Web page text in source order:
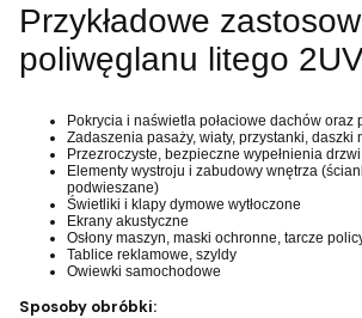
Przykładowe
poliwęglanu litego
Pokrycia i naświetla połaciowe dachów oraz
Zadaszenia pasaży, wiaty, przystanki, daszki
Przezroczyste, bezpieczne wypełnienia
Elementy wystroju i zabudowy wnętrza
podwieszane)
Świetliki i klapy dymowe wytłoczone
Ekrany akustyczne
Osłony maszyn, maski ochronne, tarcze
Tablice reklamowe, szyldy
Owiewki samochodowe
Sposoby obróbki: